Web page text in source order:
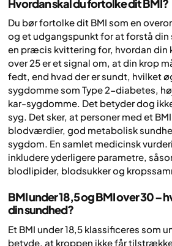
Hvordan skal du fortolke dit BMI?
Du bør fortolke dit BMI som en
og et udgangspunkt for at forstå din
en præcis kvittering for, hvordan din
over 25 er et signal om, at din krop
fedt, end hvad der er sundt, hvilket
sygdomme som Type 2-diabetes,
kar-sygdomme. Det betyder dog
syg. Det sker, at personer med et
blodværdier, god metabolisk
sygdom. En samlet medicinsk
inkludere yderligere parametre,
blodlipider, blodsukker og
BMI under 18,5 og BMI over 30 –
din sundhed?
Et BMI under 18,5 klassificeres som
betyde, at kroppen ikke får